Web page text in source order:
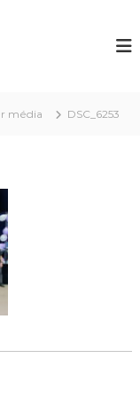
média DSC_6253